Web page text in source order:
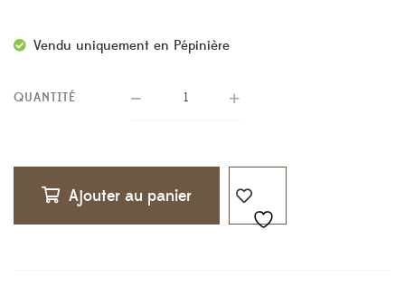
Vendu uniquement en Pépinière
QUANTITÉ
Ajouter au panier